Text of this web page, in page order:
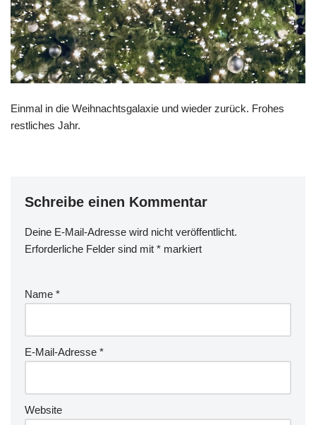
Einmal in die Weihnachtsgalaxie und wieder zurück. Frohes
restliches Jahr.
Schreibe einen Kommentar
Deine E-Mail-Adresse wird nicht veröffentlicht.
Erforderliche Felder sind mit * markiert
Name *
E-Mail-Adresse *
Website